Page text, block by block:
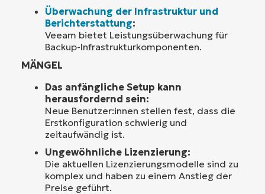
Überwachung der Infrastruktur und
Berichterstattung:
Veeam bietet Leistungsüberwachung für
Backup-Infrastrukturkomponenten.
MÄNGEL
Das anfängliche Setup kann
herausfordernd sein:
Neue Benutzer:innen stellen fest, dass die
Erstkonfiguration schwierig und
zeitaufwändig ist.
Ungewöhnliche Lizenzierung:
Die aktuellen Lizenzierungsmodelle sind zu
komplex und haben zu einem Anstieg der
Preise geführt.